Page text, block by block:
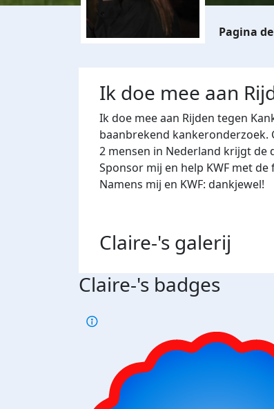
Ik doe mee aan
Ik doe mee aan Rijden tegen
baanbrekend kankeronderzoek.
2 mensen in Nederland krijgt de
Sponsor mij en help KWF met
Namens mij en KWF: dankjewel!
Claire-'s galerij
Claire-'s badges